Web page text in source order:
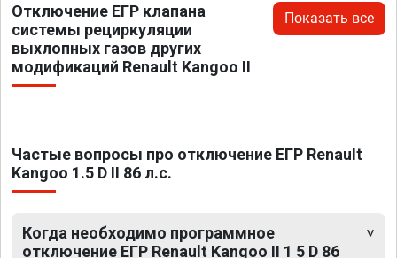
Отключение ЕГР клапана
системы рециркуляции
выхлопных газов других
модификаций Renault Kangoo II
Показать все
Частые вопросы про отключение ЕГР Renault
Kangoo 1.5 D II 86 л.с.
Когда необходимо программное
отключение ЕГР Renault Kangoo II 1 5 D 86